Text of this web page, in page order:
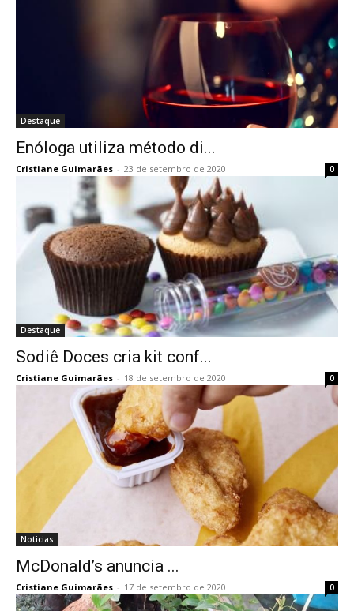
Destaque
Enóloga utiliza método di...
Cristiane Guimarães - 23 de setembro de 2020 0
Destaque
Sodiê Doces cria kit conf...
Cristiane Guimarães - 18 de setembro de 2020 0
Noticias
McDonald’s anuncia ...
Cristiane Guimarães - 17 de setembro de 2020 0